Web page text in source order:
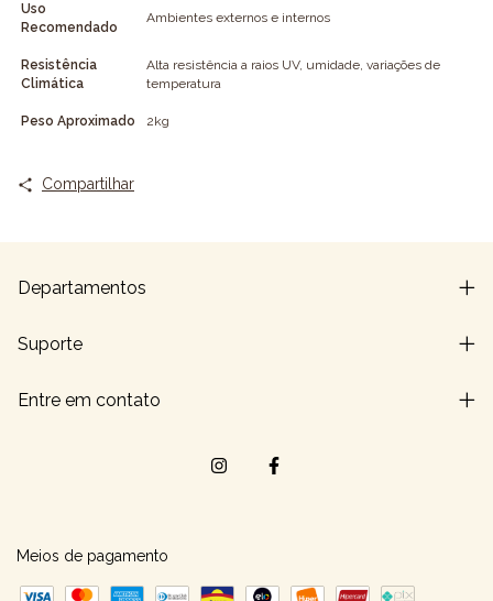
Uso
Recomendado
Ambientes externos e internos
Resistência
Climática
Alta resistência a raios UV, umidade, variações de
temperatura
Peso Aproximado 2kg
Compartilhar
Departamentos
Suporte
Entre em contato
Meios de pagamento